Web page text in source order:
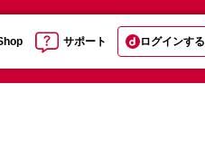
サポート ログインする